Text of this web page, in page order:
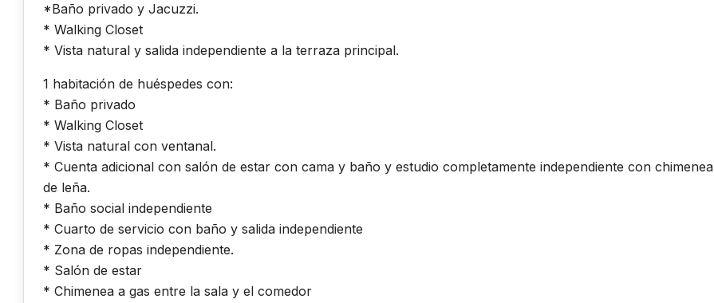
*Baño privado y Jacuzzi.
* Walking Closet
* Vista natural y salida independiente a la terraza principal.
1 habitación de huéspedes con:
* Baño privado
* Walking Closet
* Vista natural con ventanal.
* Cuenta adicional con salón de estar con cama y baño y estudio completamente independiente con chimenea
de leña.
* Baño social independiente
* Cuarto de servicio con baño y salida independiente
* Zona de ropas independiente.
* Salón de estar
* Chimenea a gas entre la sala y el comedor